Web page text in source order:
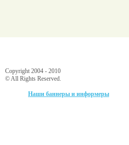
Copyright 2004 - 2010
© All Rights Reserved.
Наши баннеры и информеры